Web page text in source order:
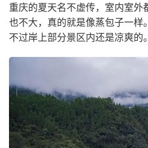
重庆的夏天名不虚传，室内室外
也不大，真的就是像蒸包子一样
不过岸上部分景区内还是凉爽的。